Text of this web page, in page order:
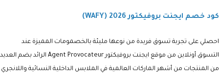
كود خصم ايجنت بروفيكتور 2026 (WAFY)
احصلي على تجربة تسوق فريدة من نوعها مليئة بالخصمومات المميزة عند
التسوق أونلاين من موقع ايجنت بروفيكتور Agent Provocateur الرائد بضم العديد
من المنتجات من أشهر الماركات العالمية في الملابس الداخلية النسائية واللانجري